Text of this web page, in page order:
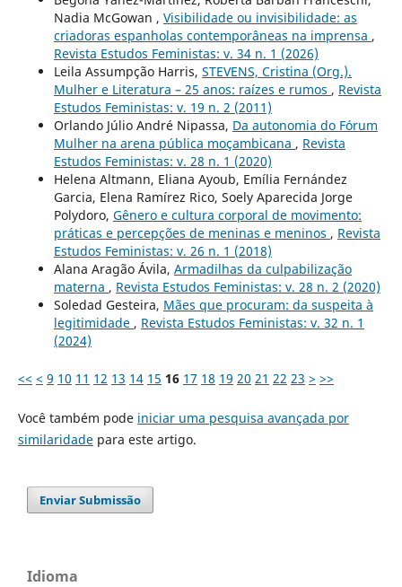
Nadia McGowan , Visibilidade ou invisibilidade: as
criadoras espanholas contemporâneas na imprensa ,
Revista Estudos Feministas: v. 34 n. 1 (2026)
Leila Assumpção Harris, STEVENS, Cristina (Org.).
Mulher e Literatura – 25 anos: raízes e rumos , Revista
Estudos Feministas: v. 19 n. 2 (2011)
Orlando Júlio André Nipassa, Da autonomia do Fórum
Mulher na arena pública moçambicana , Revista
Estudos Feministas: v. 28 n. 1 (2020)
Helena Altmann, Eliana Ayoub, Emília Fernández
Garcia, Elena Ramírez Rico, Soely Aparecida Jorge
Polydoro, Gênero e cultura corporal de movimento:
práticas e percepções de meninas e meninos , Revista
Estudos Feministas: v. 26 n. 1 (2018)
Alana Aragão Ávila, Armadilhas da culpabilização
materna , Revista Estudos Feministas: v. 28 n. 2 (2020)
Soledad Gesteira, Mães que procuram: da suspeita à
legitimidade , Revista Estudos Feministas: v. 32 n. 1
(2024)
<< < 9 10 11 12 13 14 15 16 17 18 19 20 21 22 23 > >>
Você também pode iniciar uma pesquisa avançada por
similaridadepara este artigo.
Enviar Submissão
Idioma